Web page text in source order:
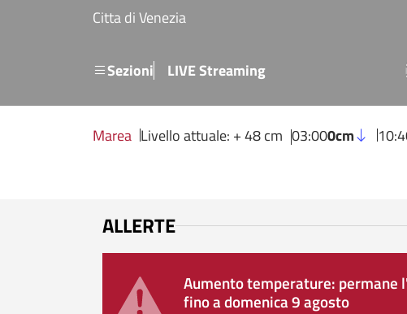
Salta al contenuto principale
Citta di Venezia
SezioniMenu secondario
LIVE Streaming
Marea Livello attuale: + 48 cm 03:000cm
ALLERTE
Aumento temperature: permane
fino a domenica 9 agosto